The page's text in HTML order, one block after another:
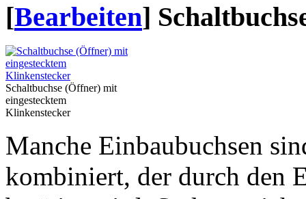
[Bearbeiten]
Schaltbuchse (Öffner) mit
eingestecktem
Klinkenstecker
Manche Einbaubuchsen
kombiniert, der durch den